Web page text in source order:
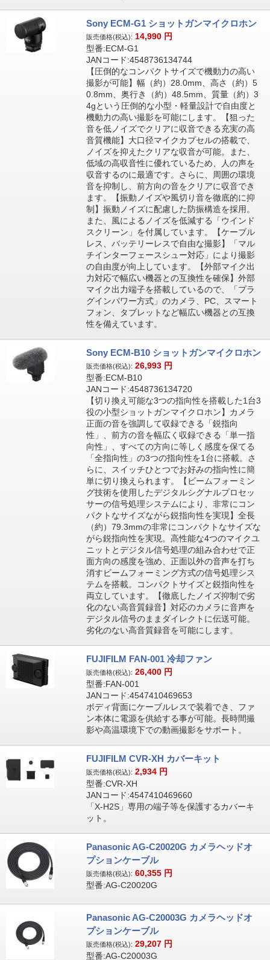
Sony ECM-G1 ショットガンマイクロホン
販売価格(税込): 14,990 円
型番:ECM-G1
JANコード:4548736134744
【圧倒的なコンパクトサイズで機動力の高い
撮影が可能】幅（約）28.0mm、高さ（約）5
0.8mm、奥行き（約）48.5mm、質量（約）3
4gという圧倒的な小型・軽量設計で自由度と
機動力の高い撮影を可能にします。【狙った
音を低ノイズでクリアに収音できる充実の高
音質機能】大口径マイクカプセルの搭載で、
ノイズを抑えたクリアな収音が可能。また、
低域の高収音性に優れているため、人の声を
収音するのに最適です。さらに、周囲の環境
音を抑制し、前方向の音をクリアに収音でき
ます。【振動ノイズや風切り音を徹底的に抑
制】振動ノイズに配慮した防振構造を採用。
また、風によるノイズを低減する「ウインド
スクリーン」を付属しています。【ケーブル
レス、バッテリーレスで自由な撮影】「マル
チインターフェースシュー対応」により撮影
の自由度が向上しています。【外部マイク出
力対応で幅広い機器との互換性を確保】外部
マイク出力端子を搭載しているので、「プラ
グインパワー方式」のカメラ、PC、スマート
フォン、タブレットなど幅広い機器との互換
性を備えています。
Sony ECM-B10 ショットガンマイクロホン
販売価格(税込): 26,993 円
型番:ECM-B10
JANコード:4548736134720
【切り換え可能な3つの指向性を搭載した1台3
役の小型ショットガンマイクロホン】カメラ
正面の音を強調して収録できる「鋭指向
性」、前方の音を幅広く収録できる「単一指
向性」、すべての方向に等しく感度を保てる
「全指向性」の3つの指向性を1台に搭載。さ
らに、スイッチひとつでお好みの指向性に簡
単に切り換えられます。【ビームフォーミン
グ技術を使用したデジタルシグナルプロセッ
サーの信号処理システムにより、非常にコン
パクトなサイズながら鋭指向性を実現】全長
（約）79.3mmの非常にコンパクトなサイズな
がら鋭指向性を実現。高性能な4つのマイクユ
ニットとデジタル信号処理の組み合わせで正
面方向の感度を強め、正面以外の音声を打ち
消すビームフォーミング方式の信号処理シス
テムを搭載。コンパクトサイズと鋭指向性を
両立しています。【徹底したノイズ抑制で劣
化のない高音質録音】対応のカメラに音声を
デジタル信号のままダイレクトに伝送可能。
劣化のない高音質録音を可能にします。
FUJIFILM FAN-001 冷却ファン
販売価格(税込): 26,400 円
型番:FAN-001
JANコード:4547410469653
ボディ背面にケーブルレスで装着でき、ファ
ン本体に電源を供給する事が可能。長時間撮
影や高温環境下での動画撮影をサポート。
FUJIFILM CVR-XH カバーキット
販売価格(税込): 2,934 円
型番:CVR-XH
JANコード:4547410469660
「X-H2S」専用の端子等を保護するカバーキ
ット。
Panasonic AG-C20020G カメラヘッドオ
プションケーブル
販売価格(税込): 60,355 円
型番:AG-C20020G
Panasonic AG-C20003G カメラヘッドオ
プションケーブル
販売価格(税込): 29,207 円
型番:AG-C20003G